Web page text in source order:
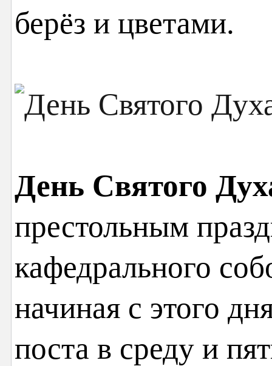
берёз и цветами.
День Святого
престольным
кафедрального
начиная с этого
поста в среду и